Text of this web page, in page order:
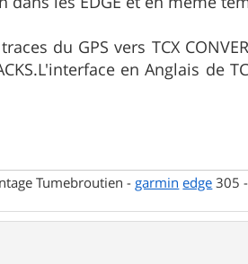
du GPS vers TCX
en Anglais de
Tumebroutien - garmin edge 305